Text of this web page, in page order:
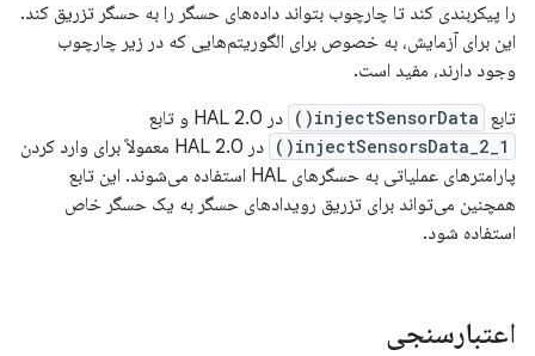
را پیکربندی کند تا چارچوب بتواند داده‌های حسگر را به حسگر تزریق کند.
این برای آزمایش، به خصوص برای الگوریتم‌هایی که در زیر چارچوب
وجود دارند، مفید است.
تابع injectSensorData() در HAL 2.0 و تابع
injectSensorsData_2_1()
در HAL 2.0 معمولاً برای وارد کردن
پارامترهای عملیاتی به حسگرهای HAL استفاده می‌شوند. این تابع
همچنین می‌تواند برای تزریق رویدادهای حسگر به یک حسگر خاص
استفاده شود.
اعتبارسنجی